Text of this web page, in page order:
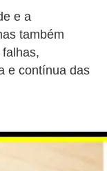
e a
também
e contínua das